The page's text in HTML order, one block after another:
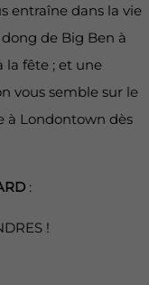
entraîne dans la vie
de Big Ben à
la fête ; et une
vous semble sur le
à Londontown dès
:
!